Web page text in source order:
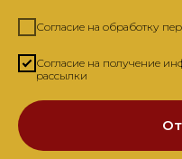
Согласие на обработку
Согласие на получение
рассылки